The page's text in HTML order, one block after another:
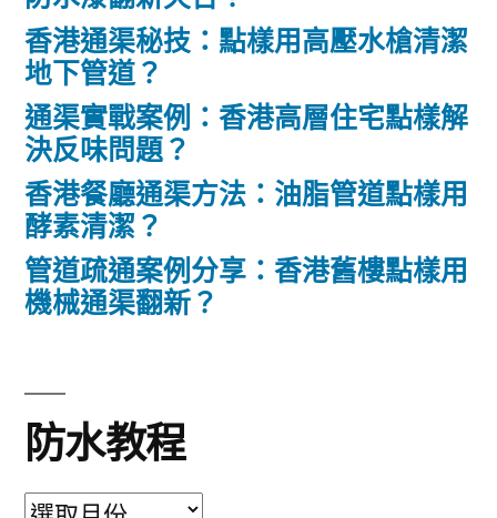
香港通渠秘技：點樣用高壓水槍清潔
地下管道？
通渠實戰案例：香港高層住宅點樣解
決反味問題？
香港餐廳通渠方法：油脂管道點樣用
酵素清潔？
管道疏通案例分享：香港舊樓點樣用
機械通渠翻新？
防水教程